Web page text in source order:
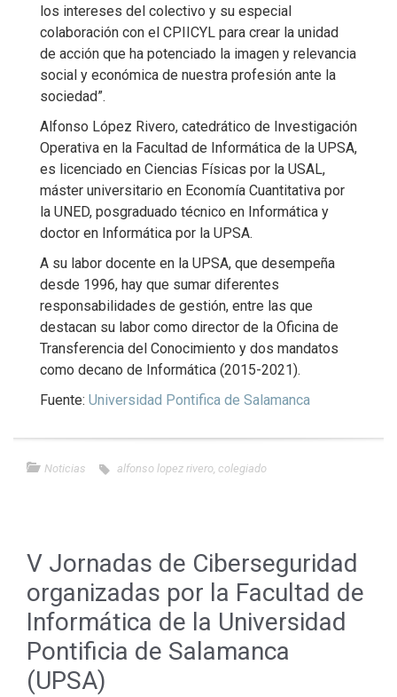
los intereses del colectivo y su especial
colaboración con el CPIICYL para crear la unidad
de acción que ha potenciado la imagen y relevancia
social y económica de nuestra profesión ante la
sociedad”.
Alfonso López Rivero, catedrático de Investigación
Operativa en la Facultad de Informática de la UPSA,
es licenciado en Ciencias Físicas por la USAL,
máster universitario en Economía Cuantitativa por
la UNED, posgraduado técnico en Informática y
doctor en Informática por la UPSA.
A su labor docente en la UPSA, que desempeña
desde 1996, hay que sumar diferentes
responsabilidades de gestión, entre las que
destacan su labor como director de la Oficina de
Transferencia del Conocimiento y dos mandatos
como decano de Informática (2015-2021).
Fuente: Universidad Pontifica de Salamanca
Noticias alfonso lopez rivero, colegiado
V Jornadas de Ciberseguridad
organizadas por la Facultad de
Informática de la Universidad
Pontificia de Salamanca
(UPSA)